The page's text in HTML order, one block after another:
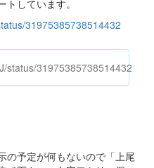
しています。
31975385738514432
status/31975385738514432
の予定が何もないので「上尾